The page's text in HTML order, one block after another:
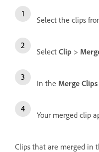
Select the clips
Select Clip >
In the Merge Clips
Your merged clip
Clips that are merged in